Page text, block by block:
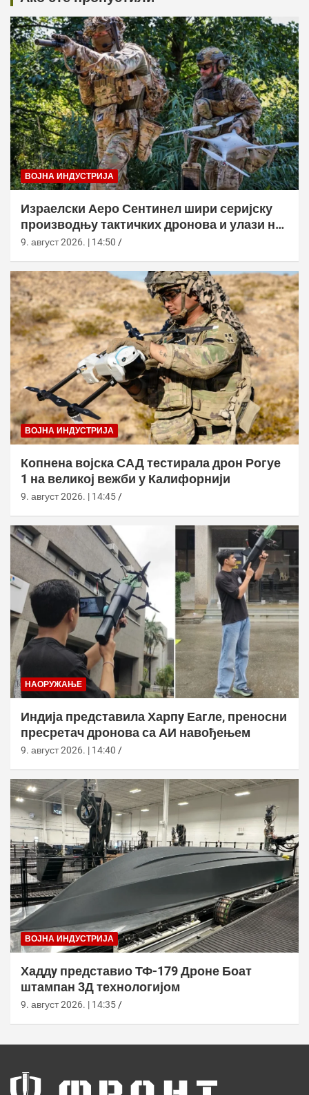
ВОЈНА ИНДУСТРИЈА
Израелски Аеро Сентинел шири серијску
производњу тактичких дронова и улази на
нова тржишта
9. август 2026. | 14:50
ВОЈНА ИНДУСТРИЈА
Копнена војска САД тестирала дрон Рогуе
1 на великој вежби у Калифорнији
9. август 2026. | 14:45
НАОРУЖАЊЕ
Индија представила Харпy Еагле, преносни
пресретач дронова са АИ навођењем
9. август 2026. | 14:40
ВОЈНА ИНДУСТРИЈА
Хаддy представио ТФ-179 Дроне Боат
штампан 3Д технологијом
9. август 2026. | 14:35